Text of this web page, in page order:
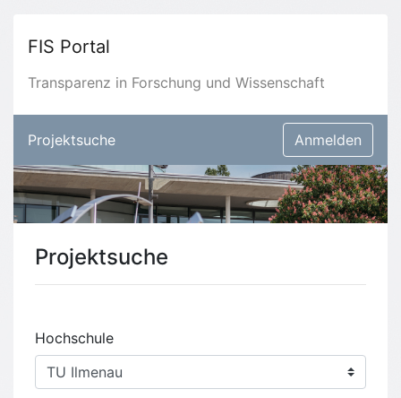
FIS Portal
Transparenz in Forschung und Wissenschaft
Projektsuche Anmelden
Projektsuche
Hochschule